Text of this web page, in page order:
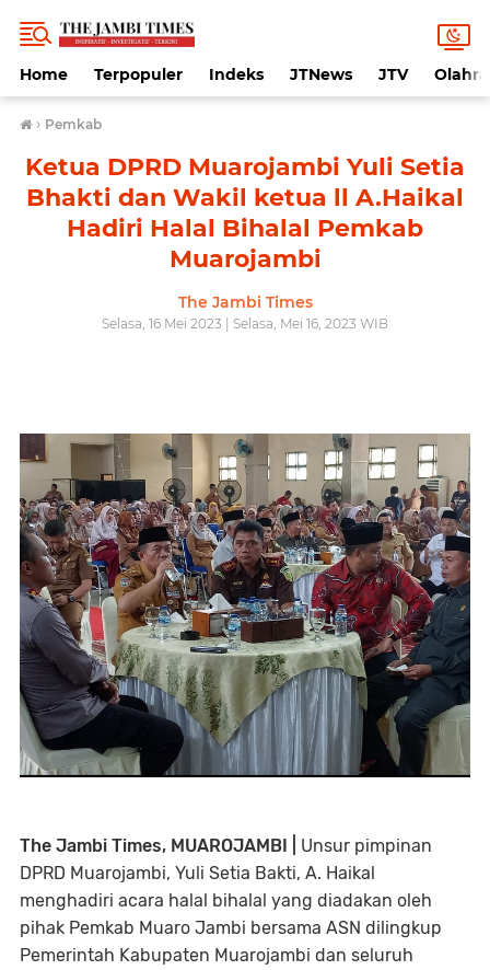
Home Terpopuler Indeks JTNews JTV
› Pemkab
Ketua DPRD Muarojambi Yuli Setia
Bhakti dan Wakil ketua ll A.Haikal
Hadiri Halal Bihalal Pemkab
Muarojambi
The Jambi Times
Selasa, 16 Mei 2023 | Selasa, Mei 16, 2023 WIB
The Jambi Times, MUAROJAMBI | Unsur pimpinan
DPRD Muarojambi, Yuli Setia Bakti, A. Haikal
menghadiri acara halal bihalal yang diadakan oleh
pihak Pemkab Muaro Jambi bersama ASN dilingkup
Pemerintah Kabupaten Muarojambi dan seluruh